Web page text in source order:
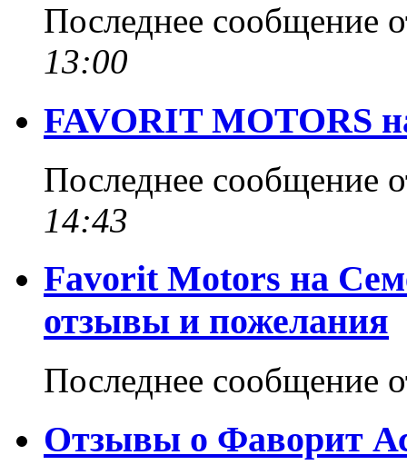
Последнее сообщение
13:00
FAVORIT MOTORS
Последнее сообщение
14:43
Favorit Motors на
отзывы и пожелания
Последнее сообщение
Отзывы о Фаворит